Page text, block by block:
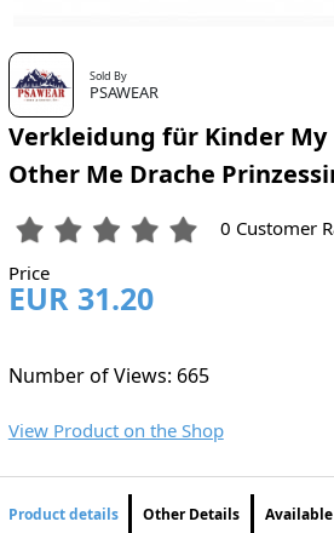
Sold By
PSAWEAR
Verkleidung für Kinder My
Other Me Drache
0 Customer
Price
EUR 31.20
Number of Views: 665
View Product on the Shop
Product details Other Details